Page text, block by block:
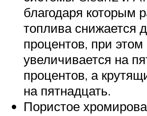
благодаря которым
топлива снижается
процентов, при
увеличивается на
процентов, а
на пятнадцать.
Пористое